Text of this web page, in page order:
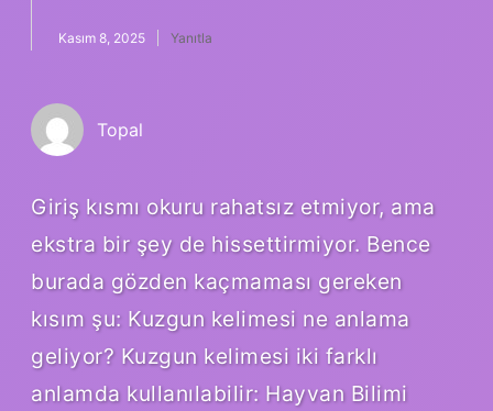
Kasım 8, 2025 Yanıtla
Topal
Giriş kısmı okuru rahatsız etmiyor, ama
ekstra bir şey de hissettirmiyor. Bence
burada gözden kaçmaması gereken
kısım şu: Kuzgun kelimesi ne anlama
geliyor? Kuzgun kelimesi iki farklı
anlamda kullanılabilir: Hayvan Bilimi